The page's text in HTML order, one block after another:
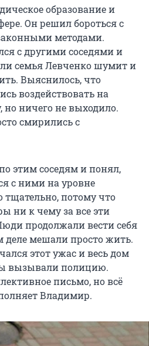
образование и
Он решил бороться с
методами.
с другими соседями и
семья Левченко шумит и
Выяснилось, что
воздействовать на
но ничего не выходило.
смирились с
этим соседям и понял,
с ними на уровне
тщательно, потому что
ни к чему за все эти
продолжали вести себя
деле мешали просто жить.
этот ужас и весь дом
вызывали полицию.
письмо, но всё
Владимир.